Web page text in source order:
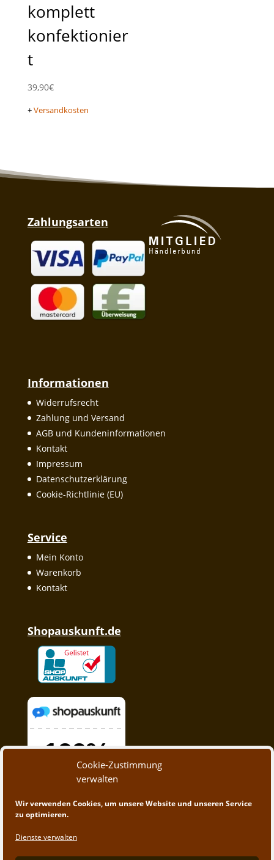
Cookie-Zustimmung
verwalten
Wir verwenden Cookies, um unsere Website und unseren Service
zu optimieren.
Dienste verwalten
komplett
konfektionier
t
39,90€
+Versandkosten
Zahlungsarten
Informationen
Widerrufsrecht
Zahlung und Versand
AGB und Kundeninformationen
Kontakt
Impressum
Datenschutzerklärung
Cookie-Richtlinie (EU)
Service
Mein Konto
Warenkorb
Kontakt
Shopauskunft.de